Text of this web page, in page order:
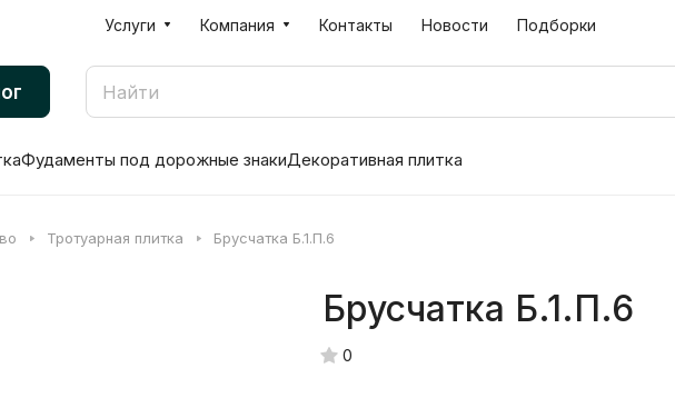
Услуги Компания Контакты Новости Подборки
Фудаменты под дорожные знакиДекоративная плитка
Тротуарная плитка Брусчатка Б.1.П.6
Брусчатка Б.1.П.6
0